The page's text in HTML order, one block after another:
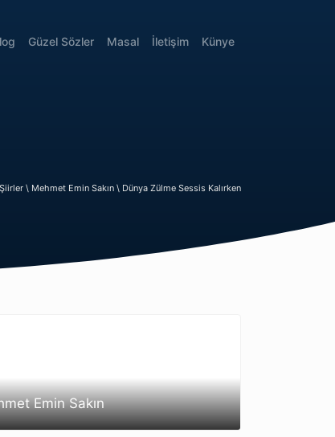
Güzel Sözler Masal İletişim Künye
Şiirler \ Mehmet Emin Sakın \ Dünya Zülme Sessis Kalırken
Emin Sakın